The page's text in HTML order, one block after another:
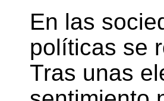
En las
políticas se
Tras unas